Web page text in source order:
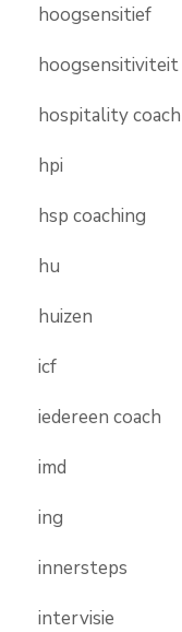
hoogsensitief
hoogsensitiviteit
hospitality coach
hpi
hsp coaching
hu
huizen
icf
iedereen coach
imd
ing
innersteps
intervisie